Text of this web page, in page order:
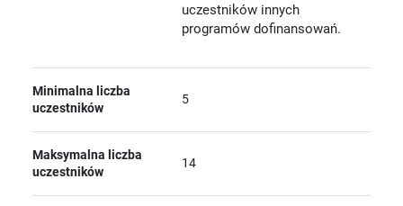
uczestników innych
programów dofinansowań.
Minimalna liczba
uczestników
5
Maksymalna liczba
uczestników
14